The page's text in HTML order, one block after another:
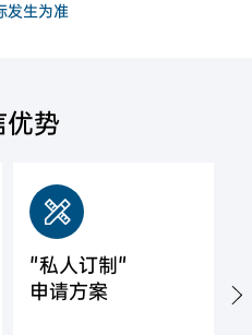
发生为准
优势
"私人订制"
申请方案